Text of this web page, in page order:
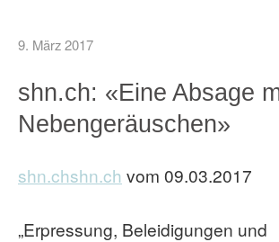
9. März 2017
shn.ch: «Eine Absage
Nebengeräuschen»
shn.chshn.ch vom 09.03.2017
„Erpressung, Beleidigungen und